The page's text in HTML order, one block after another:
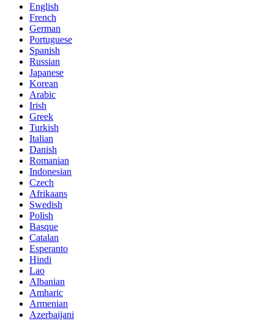
English
French
German
Portuguese
Spanish
Russian
Japanese
Korean
Arabic
Irish
Greek
Turkish
Italian
Danish
Romanian
Indonesian
Czech
Afrikaans
Swedish
Polish
Basque
Catalan
Esperanto
Hindi
Lao
Albanian
Amharic
Armenian
Azerbaijani